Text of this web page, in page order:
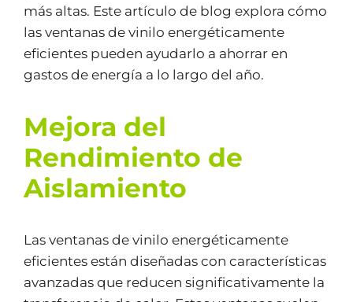
más altas. Este artículo de blog explora cómo
las ventanas de vinilo energéticamente
eficientes pueden ayudarlo a ahorrar en
gastos de energía a lo largo del año.
Mejora del
Rendimiento de
Aislamiento
Las ventanas de vinilo energéticamente
eficientes están diseñadas con características
avanzadas que reducen significativamente la